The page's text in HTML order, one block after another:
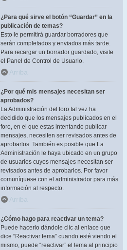
¿Para qué sirve el botón “Guardar” en la
publicación de temas?
Esto le permitirá guardar borradores que
serán completados y enviados más tarde.
Para recargar un borrador guardado, visite
el Panel de Control de Usuario.
Arriba
¿Por qué mis mensajes necesitan ser
aprobados?
La Administración del foro tal vez ha
decidido que los mensajes publicados en el
foro, en el que estas intentando publicar
mensajes, necesiten ser revisados antes de
aprobarlos. También es posible que La
Administración le haya ubicado en un grupo
de usuarios cuyos mensajes necesitan ser
revisados antes de aprobarlos. Por favor
comuníquese con el administrador para más
información al respecto.
Arriba
¿Cómo hago para reactivar un tema?
Puede hacerlo dándole clic al enlace que
dice “Reactivar tema” cuando esté viendo el
mismo, puede “reactivar” el tema al principio